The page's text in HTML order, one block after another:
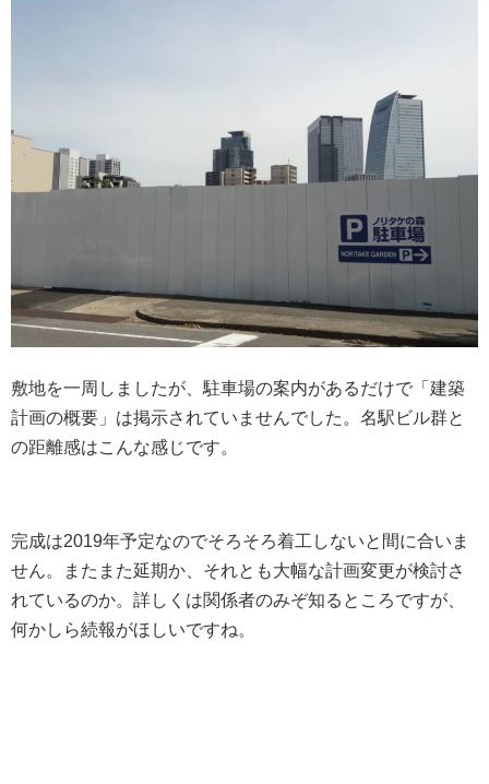
敷地を一周しましたが、駐車場の案内があるだけで「建築
計画の概要」は掲示されていませんでした。名駅ビル群と
の距離感はこんな感じです。
完成は2019年予定なのでそろそろ着工しないと間に合いま
せん。またまた延期か、それとも大幅な計画変更が検討さ
れているのか。詳しくは関係者のみぞ知るところですが、
何かしら続報がほしいですね。